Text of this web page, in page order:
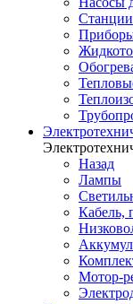
Назад
Лампы
Кабель,
Мотор-